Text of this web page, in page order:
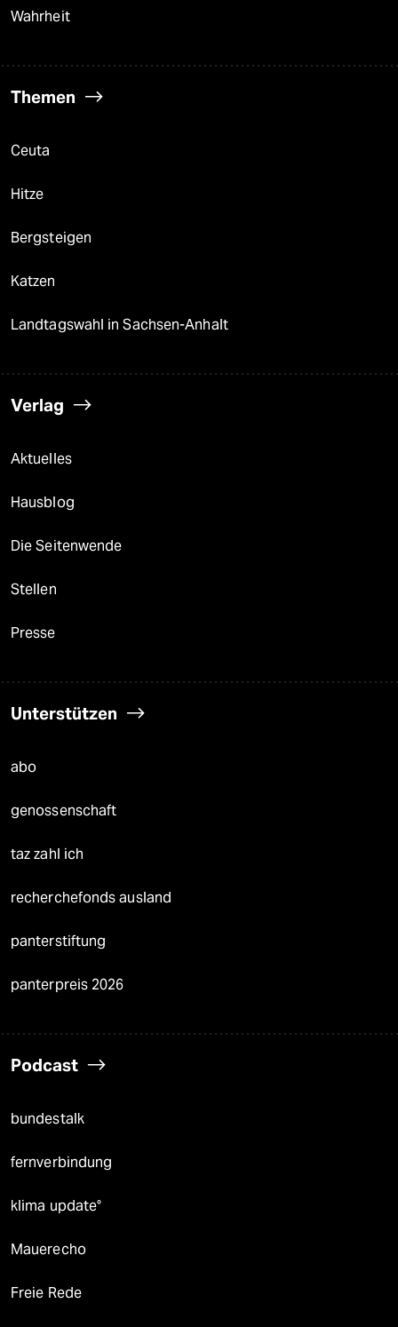
Wahrheit
Themen
Ceuta
Hitze
Bergsteigen
Katzen
Landtagswahl in Sachsen-Anhalt
Verlag
Aktuelles
Hausblog
Die Seitenwende
Stellen
Presse
Unterstützen
abo
genossenschaft
taz zahl ich
recherchefonds ausland
panterstiftung
panterpreis 2026
Podcast
bundestalk
fernverbindung
klima update°
Mauerecho
Freie Rede